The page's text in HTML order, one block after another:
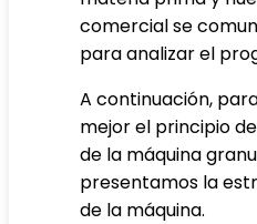
comercial se
para analizar el
A continuación,
mejor el principio
de la máquina
presentamos la
de la máquina.